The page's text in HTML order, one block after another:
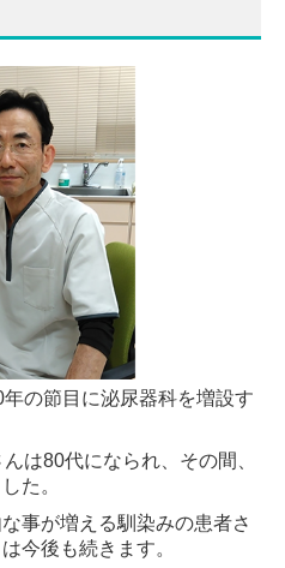
の節目に泌尿器科を増設す
は80代になられ、その間、
た。
事が増える馴染みの患者さ
今後も続きます。